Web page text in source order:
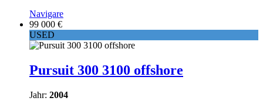
Navigare
99 000 €
USED
Pursuit 300 3100 offshore
Jahr: 2004